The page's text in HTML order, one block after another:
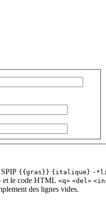
{{gras}} {italique} -
et le code HTML <q> <del>
des lignes vides.